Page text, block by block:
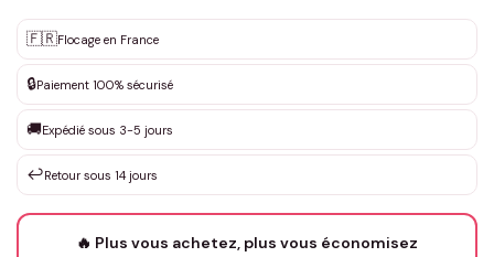
✨ Personnalisation sur mesure
DEVIS GRATUIT · Personnalisation de 3 à 10€ selon la demande
Que souhaitez-vous ?*
Votre texte / idée*
🇫🇷Flocage en France
🔒Paiement 100% sécurisé
🚚Expédié sous 3-5 jours
↩️Retour sous 14 jours
🔥 Plus vous achetez, plus vous économisez